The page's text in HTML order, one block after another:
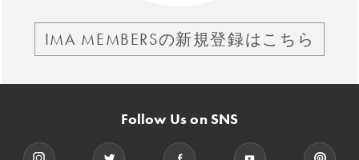
IMA MEMBERSの新規登録はこちら
Follow Us on SNS